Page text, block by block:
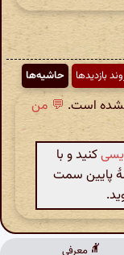
بازدیدها حاشیه‌ها
نشده است. 💬 من
کنید و با
پایین سمت
معرفی